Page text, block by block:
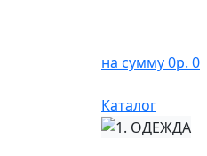
на сумму 0р. 0
Каталог